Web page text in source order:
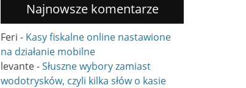
Najnowsze komentarze
Feri - Kasy fiskalne online nastawione
na działanie mobilne
levante-Słuszne wybory zamiast
wodotrysków, czyli kilka słów o kasie